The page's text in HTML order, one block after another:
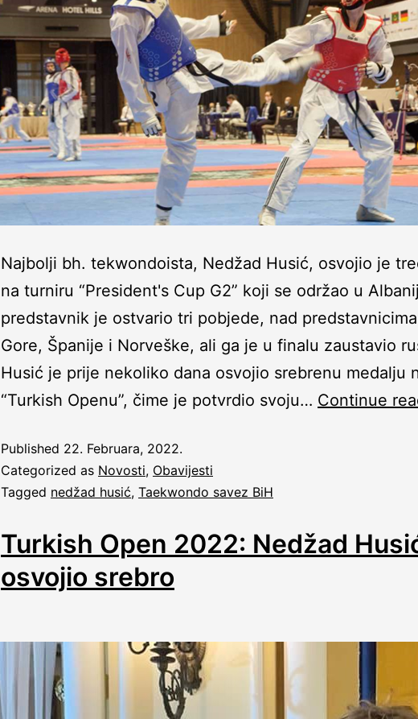
Najbolji bh. tekwondoista, Nedžad Husić, osvojio je
na turniru “President's Cup G2” koji se održao u
predstavnik je ostvario tri pobjede, nad
Gore, Španije i Norveške, ali ga je u finalu zaustavio
Husić je prije nekoliko dana osvojio srebrenu medalju
“Turkish Openu”, čime je potvrdio svoju… Continue
Published 22. Februara, 2022.
Categorized as Novosti, Obavijesti
Tagged nedžad husić, Taekwondo savez BiH
Turkish Open 2022: Nedžad
osvojio srebro